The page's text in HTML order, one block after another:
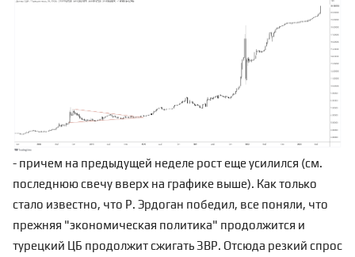
- причем на предыдущей неделе рост еще усилился (см.
последнюю свечу вверх на графике выше). Как только
стало известно, что Р. Эрдоган победил, все поняли, что
прежняя "экономическая политика" продолжится и
турецкий ЦБ продолжит сжигать ЗВР. Отсюда резкий спрос